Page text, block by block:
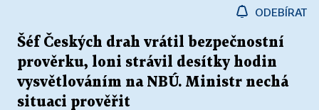
ODEBÍRAT
Šéf Českých drah vrátil bezpečnostní
prověrku, loni strávil desítky hodin
vysvětlováním na NBÚ. Ministr nechá
situaci prověřit